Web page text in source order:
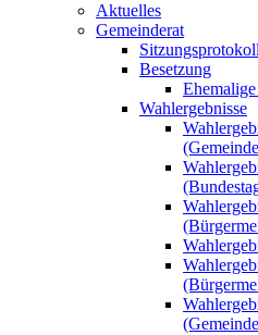
Aktuelles
Gemeinderat
Besetzung
Wahlergebnisse